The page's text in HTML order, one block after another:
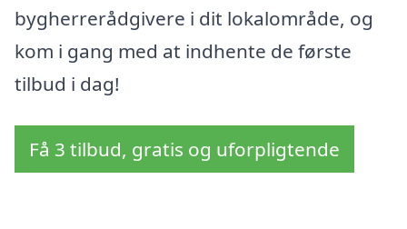
bygherrerådgivere i dit lokalområde, og
kom i gang med at indhente de første
tilbud i dag!
Få 3 tilbud, gratis og uforpligtende